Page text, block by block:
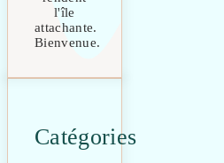
l'île
attachante.
Bienvenue.
Catégories